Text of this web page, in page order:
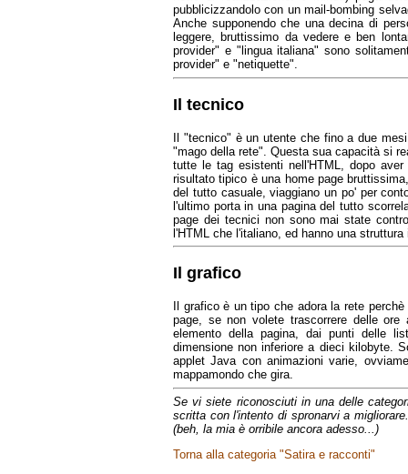
pubblicizzandolo con un mail-bombing
Anche supponendo che una decina di
leggere, bruttissimo da vedere e ben
provider" e "lingua italiana" sono
provider" e "netiquette".
Il tecnico
Il "tecnico" è un utente che fino a due
"mago della rete". Questa sua capacità si
tutte le tag esistenti nell'HTML, dopo
risultato tipico è una home page
del tutto casuale, viaggiano un po' per
l'ultimo porta in una pagina del tutto
page dei tecnici non sono mai state
l'HTML che l'italiano, ed hanno una
Il grafico
Il grafico è un tipo che adora la rete
page, se non volete trascorrere delle ore
elemento della pagina, dai punti delle
dimensione non inferiore a dieci kilobyte.
applet Java con animazioni varie,
mappamondo che gira.
Se vi siete riconosciuti in una delle
scritta con l'intento di spronarvi a
(beh, la mia è orribile ancora adesso...)
Torna alla categoria "Satira e racconti"